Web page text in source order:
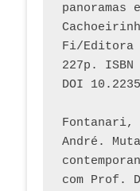
panoramas
Fi/Editora
227p.
DOI
Fontanari,
André.
com Prof.